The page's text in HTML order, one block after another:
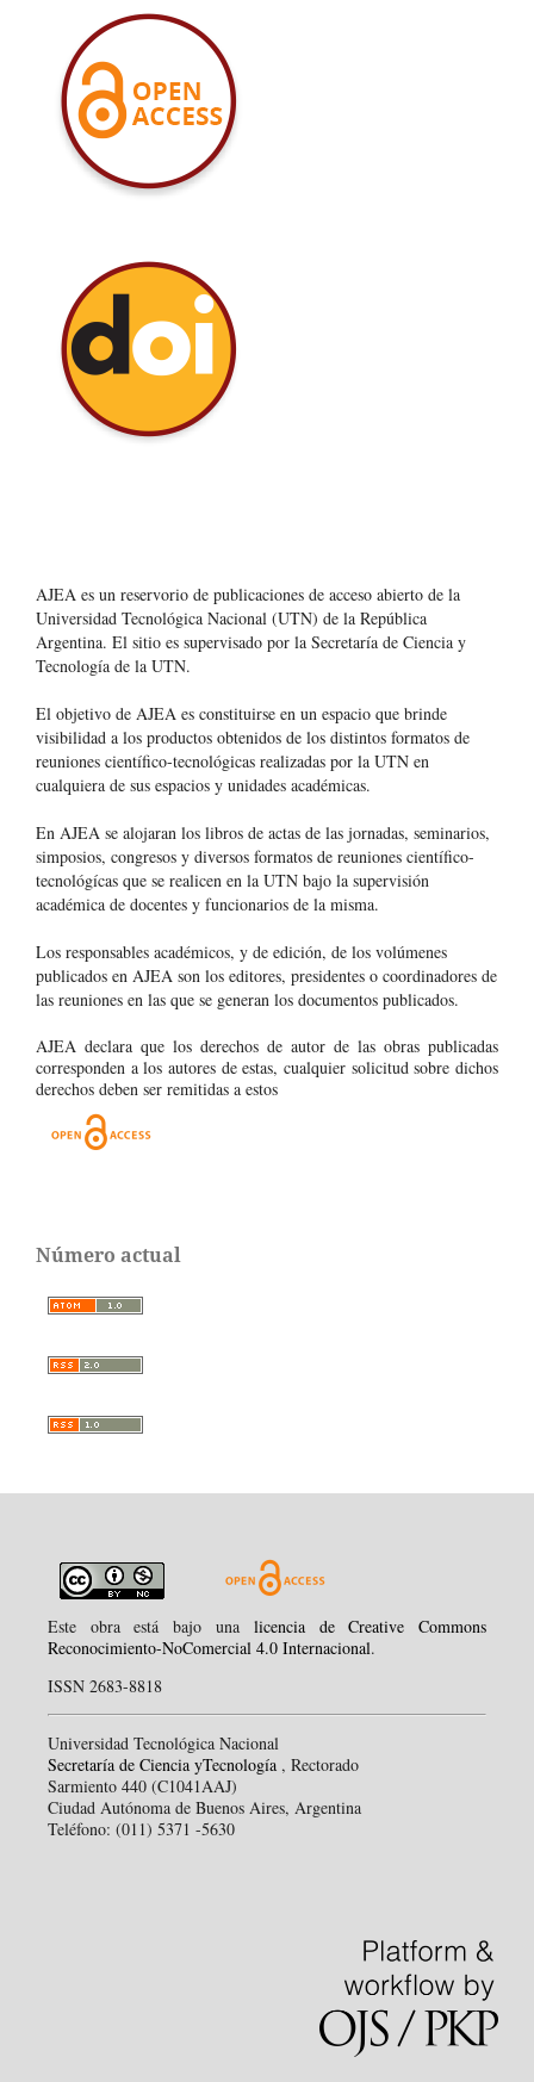
AJEA es un reservorio de publicaciones de acceso abierto de la
Universidad Tecnológica Nacional (UTN) de la República
Argentina. El sitio es supervisado por la Secretaría de Ciencia y
Tecnología de la UTN.
El objetivo de AJEA es constituirse en un espacio que brinde
visibilidad a los productos obtenidos de los distintos formatos de
reuniones científico-tecnológicas realizadas por la UTN en
cualquiera de sus espacios y unidades académicas.
En AJEA se alojaran los libros de actas de las jornadas, seminarios,
simposios, congresos y diversos formatos de reuniones científico-
tecnológícas que se realicen en la UTN bajo la supervisión
académica de docentes y funcionarios de la misma.
Los responsables académicos, y de edición, de los volúmenes
publicados en AJEA son los editores, presidentes o coordinadores de
las reuniones en las que se generan los documentos publicados.
AJEA declara que los derechos de autor de las obras publicadas
corresponden a los autores de estas, cualquier solicitud sobre dichos
derechos deben ser remitidas a estos
Número actual
Este obra está bajo unalicencia de Creative Commons
Reconocimiento-NoComercial 4.0 Internacional.
ISSN 2683-8818
Universidad Tecnológica Nacional
Secretaría de Ciencia yTecnología , Rectorado
Sarmiento 440 (C1041AAJ)
Ciudad Autónoma de Buenos Aires, Argentina
Teléfono: (011) 5371 -5630